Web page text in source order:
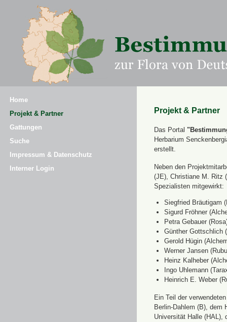
Home
Projekt & Partner
Gattungen
Suche
Impressum & Datenschutz
Interner Login
Projekt & Partner
Das Portal
Herbarium
erstellt.
Neben den
(JE), Christiane M. Ritz
Spezialisten mitgewirkt:
Siegfried Bräutigam
Sigurd Fröhner
Petra Gebauer
Günther Gottschlich
Gerold Hügin
Werner Jansen
Heinz Kalheber
Ingo Uhlemann
Heinrich E. Weber
Ein Teil der
Berlin-Dahlem (B), dem
Universität Halle (HAL),